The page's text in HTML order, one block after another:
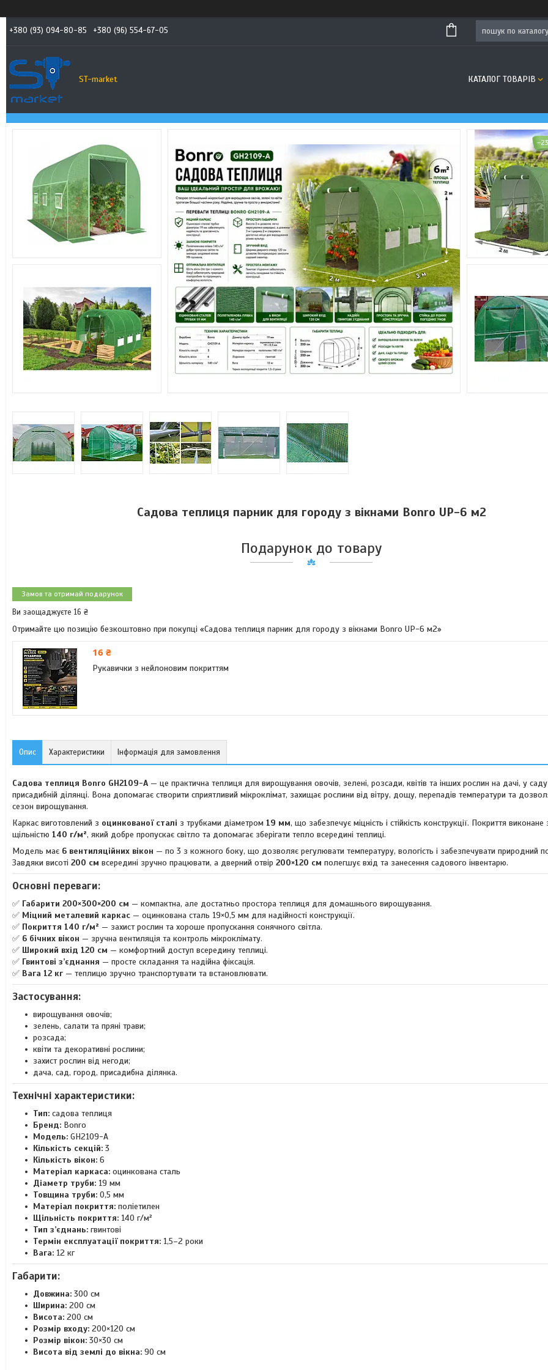
+380 (93) 094-80-85 +380 (96) 554-67-05
ST-market КАТАЛОГ ТОВАРІВ
Садова теплиця парник для городу з вікнами Bonro UP-6 м2
Подарунок до товару
Замов та отримай подарунок
Ви заощаджуєте 16 ₴
Отримайте цю позицію безкоштовно при покупці «Садова теплиця парник для городу з вікнами Bonro UP-6 м2»
16 ₴
Рукавички з нейлоновим покриттям
Опис Характеристики Інформація для замовлення
Садова теплиця Bonro GH2109-A — це практична теплиця для вирощування овочів, зелені, розсади, квітів та інших рослин на дачі, у
присадибній ділянці. Вона допомагає створити сприятливий мікроклімат, захищає рослини від вітру, дощу, перепадів температури та
сезон вирощування.
Каркас виготовлений з оцинкованої сталі з трубками діаметром 19 мм, що забезпечує міцність і стійкість конструкції. Покриття
щільністю 140 г/м², який добре пропускає світло та допомагає зберігати тепло всередині теплиці.
Модель має 6 вентиляційних вікон — по 3 з кожного боку, що дозволяє регулювати температуру, вологість і забезпечувати природний
Завдяки висоті 200 см всередині зручно працювати, а дверний отвір 200×120 см полегшує вхід та занесення садового інвентарю.
Основні переваги:
✅ Габарити 200×300×200 см — компактна, але достатньо простора теплиця для домашнього вирощування.
✅ Міцний металевий каркас — оцинкована сталь 19×0,5 мм для надійності конструкції.
✅ Покриття 140 г/м² — захист рослин та хороше пропускання сонячного світла.
✅ 6 бічних вікон — зручна вентиляція та контроль мікроклімату.
✅ Широкий вхід 120 см — комфортний доступ всередину теплиці.
✅ Гвинтові з’єднання — просте складання та надійна фіксація.
✅ Вага 12 кг — теплицю зручно транспортувати та встановлювати.
Застосування:
вирощування овочів;
зелень, салати та пряні трави;
розсада;
квіти та декоративні рослини;
захист рослин від негоди;
дача, сад, город, присадибна ділянка.
Технічні характеристики:
Тип: садова теплиця
Бренд: Bonro
Модель: GH2109-A
Кількість секцій: 3
Кількість вікон: 6
Матеріал каркаса: оцинкована сталь
Діаметр труби: 19 мм
Товщина труби: 0,5 мм
Матеріал покриття: поліетилен
Щільність покриття: 140 г/м²
Тип з’єднань: гвинтові
Термін експлуатації покриття: 1,5–2 роки
Вага: 12 кг
Габарити:
Довжина: 300 см
Ширина: 200 см
Висота: 200 см
Розмір входу: 200×120 см
Розмір вікон: 30×30 см
Висота від землі до вікна: 90 см